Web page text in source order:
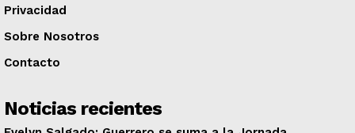
Privacidad
Sobre Nosotros
Contacto
Noticias recientes